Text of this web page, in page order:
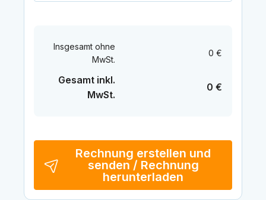
Insgesamt ohne
MwSt.
0 €
Gesamt inkl.
MwSt.
0 €
Rechnung erstellen und
senden / Rechnung
herunterladen